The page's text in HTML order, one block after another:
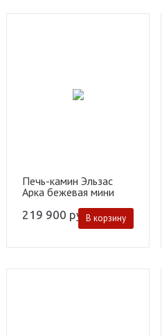
Печь-камин Эльзас
Арка бежевая мини
219 900 руб.В корзину